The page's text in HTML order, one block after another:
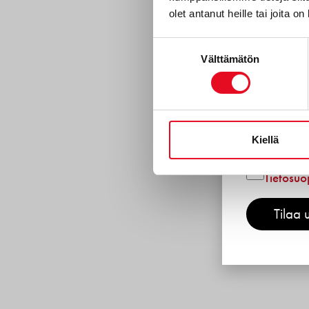
olet antanut heille tai joita
Välttämätön
Kiellä
Reseptit
Tilaa